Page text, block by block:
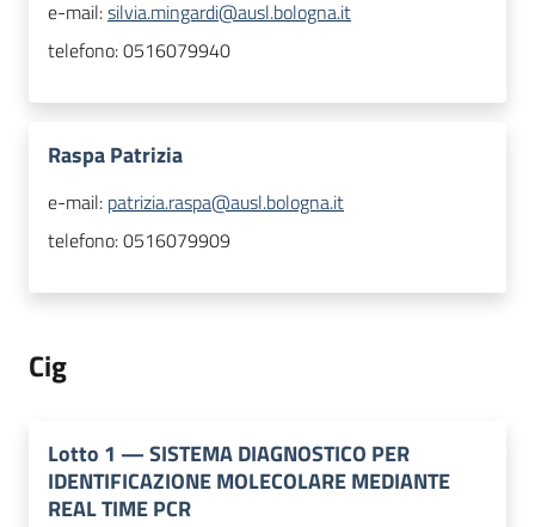
e-mail:silvia.mingardi@ausl.bologna.it
telefono:0516079940
Raspa Patrizia
e-mail: patrizia.raspa@ausl.bologna.it
telefono:0516079909
Cig
Lotto 1 —SISTEMA DIAGNOSTICO PER
IDENTIFICAZIONE MOLECOLARE MEDIANTE
REAL TIME PCR